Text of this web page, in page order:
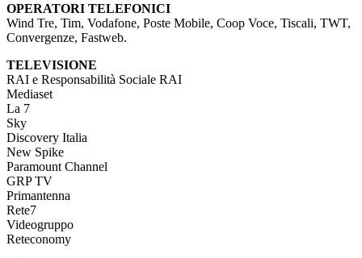
OPERATORI TELEFONICI
Wind Tre, Tim, Vodafone, Poste Mobile, Coop Voce, Tiscali, TWT,
Convergenze, Fastweb.
TELEVISIONE
RAI e Responsabilità Sociale RAI
Mediaset
La 7
Sky
Discovery Italia
New Spike
Paramount Channel
GRP TV
Primantenna
Rete7
Videogruppo
Reteconomy